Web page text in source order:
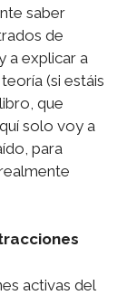
saber
de
a explicar a
(si estáis
que
solo voy a
para
activas del